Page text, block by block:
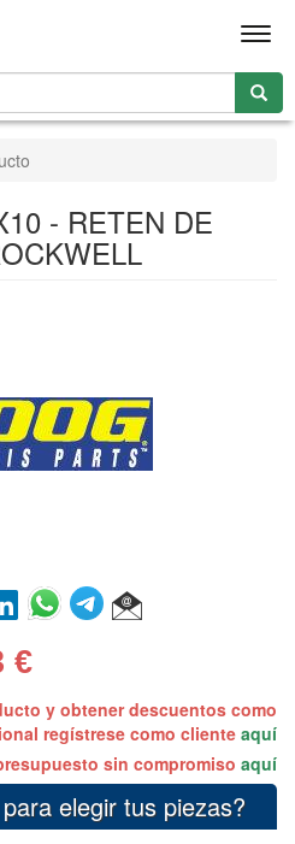
- RETEN DE
€
y obtener descuentos como
regístrese como cliente aquí
sin compromiso aquí
elegir tus piezas?